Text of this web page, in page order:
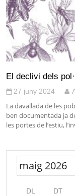
El declivi dels
27 juny 2024
La davallada de les
ben documentada ja
les portes de l’estiu,
DL DT